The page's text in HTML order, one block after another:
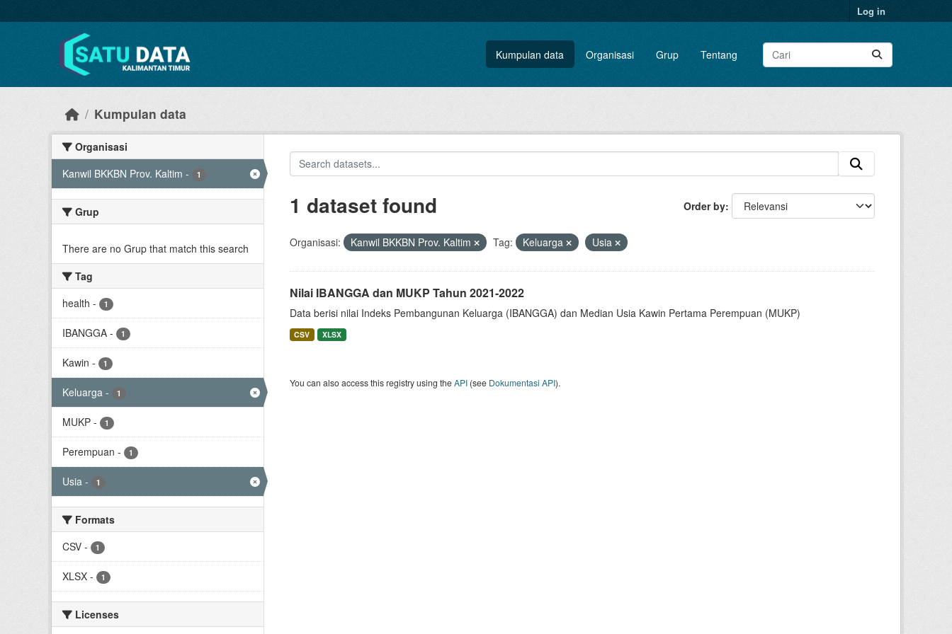
Log in
Kumpulan data Organisasi Grup Tentang
Kumpulan data
Organisasi
Kanwil BKKBN Prov. Kaltim - 1
Grup
There are no Grup that match this search
Tag
health - 1
IBANGGA - 1
Kawin - 1
Keluarga - 1
MUKP - 1
Perempuan - 1
Usia - 1
Formats
CSV - 1
XLSX - 1
Licenses
Order by
1 dataset found
Organisasi: Kanwil BKKBN Prov. Kaltim Tag: Keluarga Usia
Nilai IBANGGA dan MUKP Tahun 2021-2022
Data berisi nilai Indeks Pembangunan Keluarga (IBANGGA) dan Median Usia Kawin Pertama Perempuan (MUKP)
CSV XLSX
You can also access this registry using theAPI(see Dokumentasi API).